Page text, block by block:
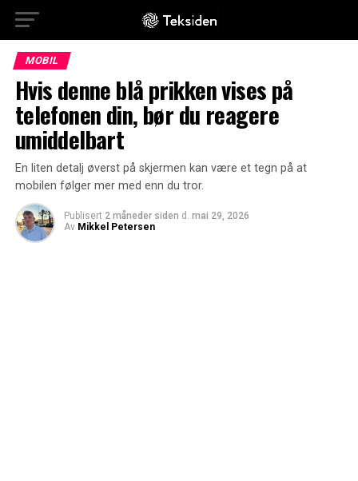
MOBIL
Hvis denne blå prikken vises på
telefonen din, bør du reagere
umiddelbart
En liten detalj øverst på skjermen kan være et tegn på at
mobilen følger mer med enn du tror.
Publisert 2 måneder siden d. mai 29, 2026
Av Mikkel Petersen